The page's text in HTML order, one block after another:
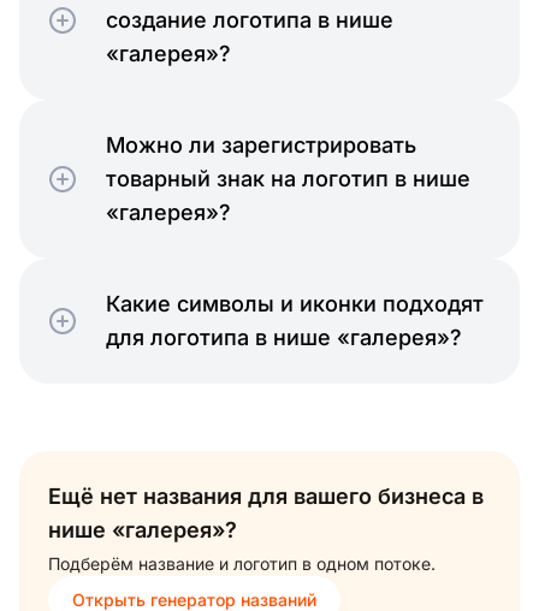
создание логотипа в нише
«галерея»?
Можно ли зарегистрировать
товарный знак на логотип в нише
«галерея»?
Какие символы и иконки подходят
для логотипа в нише «галерея»?
Ещё нет названия для вашего бизнеса в
нише «галерея»?
Подберём название и логотип в одном потоке.
Открыть генератор названий